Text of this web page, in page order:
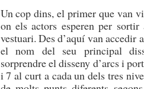
Un cop dins, el primer que van
on els actors esperen per
vestuari. Des d’aquí van accedir
el nom del seu principal
sorprendre el disseny d’arcs i
i 7 al curt a cada un dels tres